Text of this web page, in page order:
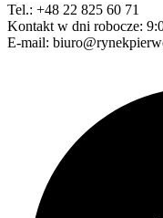
Tel.: +48 22 825 60 71
Kontakt w dni robocze:
E-mail: